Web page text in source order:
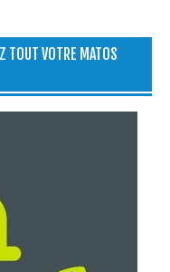
TOUT VOTRE MATOS